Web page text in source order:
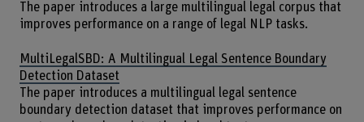
The paper introduces a large multilingual legal corpus that
improves performance on a range of legal NLP tasks.
MultiLegalSBD: A Multilingual Legal Sentence Boundary
Detection Dataset
The paper introduces a multilingual legal sentence
boundary detection dataset that improves performance on